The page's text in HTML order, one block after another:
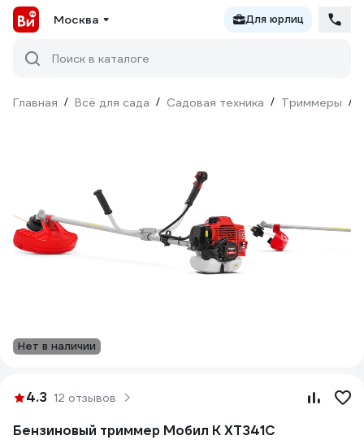
Москва Для юрлиц
Поиск в каталоге
Главная / Всё для сада / Садовая техника / Триммеры /
Нет в наличии
4.3 12 отзывов
Бензиновый триммер Мобил К XT341С